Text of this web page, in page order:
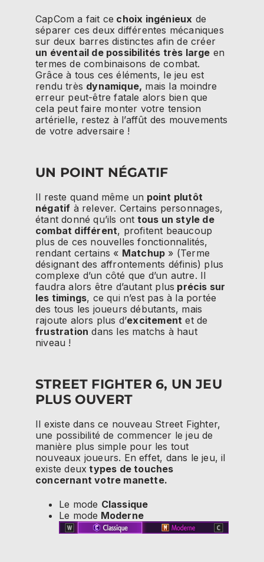
CapCom a fait ce choix ingénieux de
séparer ces deux différentes mécaniques
sur deux barres distinctes afin de créer
un éventail de possibilités très large en
termes de combinaisons de combat.
Grâce à tous ces éléments, le jeu est
rendu très dynamique, mais la moindre
erreur peut-être fatale alors bien que
cela peut faire monter votre tension
artérielle, restez à l’affût des mouvements
de votre adversaire !
UN POINT NÉGATIF
Il reste quand même un point plutôt
négatif à relever. Certains personnages,
étant donné qu’ils ont tous un style de
combat différent, profitent beaucoup
plus de ces nouvelles fonctionnalités,
rendant certains « Matchup » (Terme
désignant des affrontements définis) plus
complexe d’un côté que d’un autre. Il
faudra alors être d’autant plus précis sur
les timings, ce qui n’est pas à la portée
des tous les joueurs débutants, mais
rajoute alors plus d’excitement et de
frustration dans les matchs à haut
niveau !
STREET FIGHTER 6, UN JEU
PLUS OUVERT
Il existe dans ce nouveau Street Fighter,
une possibilité de commencer le jeu de
manière plus simple pour les tout
nouveaux joueurs. En effet, dans le jeu, il
existe deux types de touches
concernant votre manette.
Le mode Classique
Le mode Moderne